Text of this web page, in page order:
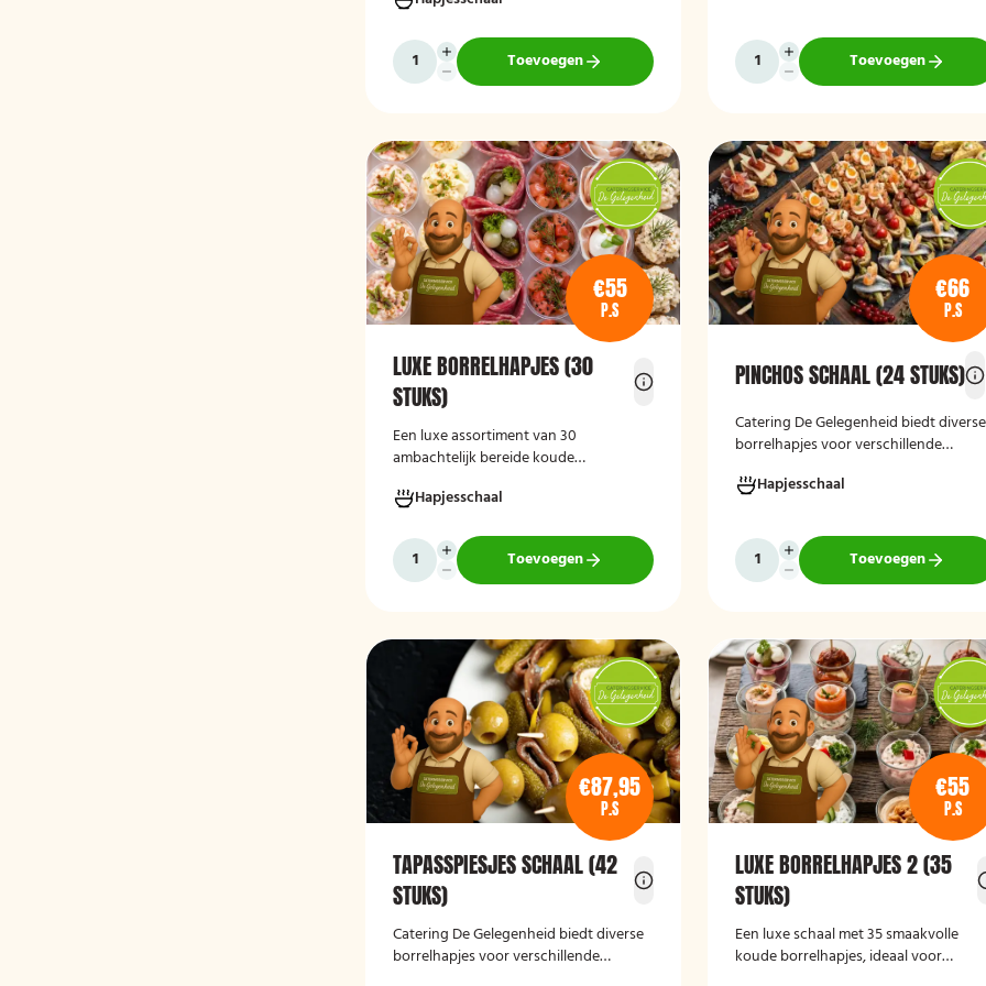
Toevoegen
en-klaar geleverd en hoeft alleen nog
verwarmd te worden, waardoor het
een eenvoudige en praktische
bijeenkomsten.
Toevoegen
€55
P.S
LUXE BORRELHAPJES (30
STUKS)
Een luxe assortiment van 30
ambachtelijk bereide koude
gelegenheden en eenvoudig thuis of
Hapjesschaal
Toevoegen
€66
P.S
PINCHOS SCHAAL (24 STUKS)
Catering De Gelegenheid biedt diverse
borrelhapjes voor verschillende
verjaardag, receptie of andere
hapjes. Hieronder ziet u een selectie uit
ons aanbod. De Poncho's schaal is
geschikt voor maximaal 6 personen
Hapjesschaal
Toevoegen
€87,95
P.S
TAPASSPIESJES SCHAAL (42
STUKS)
Catering De Gelegenheid biedt diverse
borrelhapjes voor verschillende
€55
P.S
LUXE BORRELHAPJES 2 (35
STUKS)
Een luxe schaal met 35 smaakvolle
koude borrelhapjes, ideaal voor